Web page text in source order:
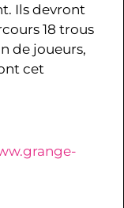
Ils devront
18 trous
de joueurs,
cet